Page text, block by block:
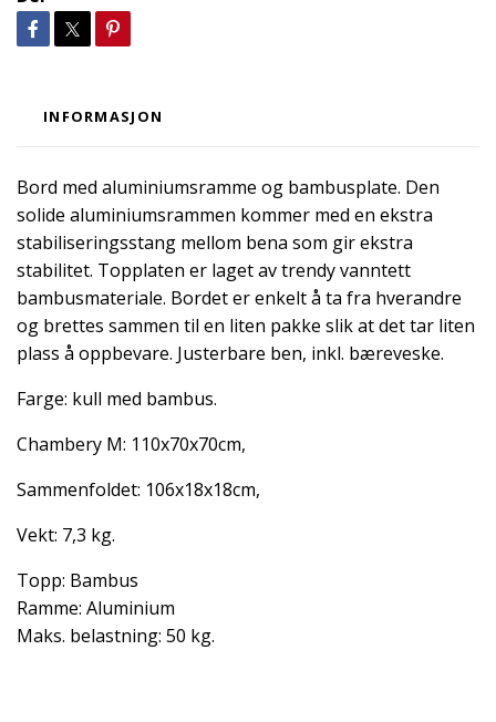
INFORMASJON
Bord med aluminiumsramme og bambusplate. Den
solide aluminiumsrammen kommer med en ekstra
stabiliseringsstang mellom bena som gir ekstra
stabilitet. Topplaten er laget av trendy vanntett
bambusmateriale. Bordet er enkelt å ta fra hverandre
og brettes sammen til en liten pakke slik at det tar liten
plass å oppbevare. Justerbare ben, inkl. bæreveske.
Farge: kull med bambus.
Chambery M: 110x70x70cm,
Sammenfoldet: 106x18x18cm,
Vekt: 7,3 kg.
Topp: Bambus
Ramme: Aluminium
Maks. belastning: 50 kg.